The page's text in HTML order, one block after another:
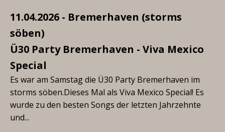
11.04.2026 - Bremerhaven (storms
söben)
Ü30 Party Bremerhaven - Viva Mexico
Special
Es war am Samstag die Ü30 Party Bremerhaven im
storms söben.Dieses Mal als Viva Mexico Special! Es
wurde zu den besten Songs der letzten Jahrzehnte
und...